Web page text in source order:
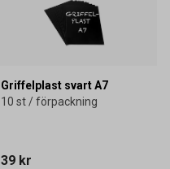
Griffelplast svart A7
10 st / förpackning
39 kr